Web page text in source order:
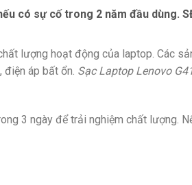
có sự cố trong 2 năm đầu dùng.
lượng hoạt động của laptop. Các
điện áp bất ổn. Sạc Laptop Lenovo
3 ngày để trải nghiệm chất lượng.